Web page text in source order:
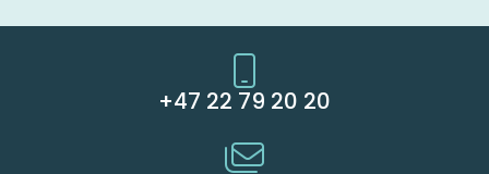
+47 22 79 20 20